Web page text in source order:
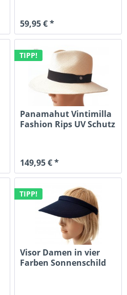
59,95 € *
TIPP!
Panamahut Vintimilla
Fashion Rips UV Schutz
149,95 € *
TIPP!
Visor Damen in vier
Farben Sonnenschild